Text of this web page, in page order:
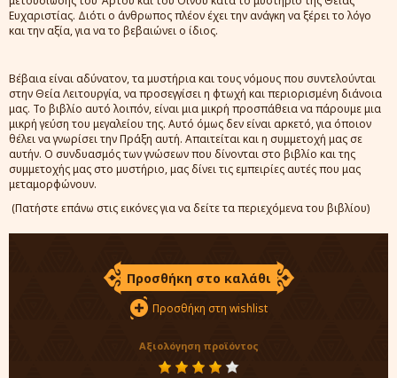
Ευχαριστίας. Διότι ο άνθρωπος πλέον έχει την ανάγκη να ξέρει το λόγο
και την αξία, για να το βεβαιώνει ο ίδιος.
Βέβαια είναι αδύνατον, τα μυστήρια και τους νόμους που συντελούνται
στην Θεία Λειτουργία, να προσεγγίσει η φτωχή και περιορισμένη διάνοια
μας. Το βιβλίο αυτό λοιπόν, είναι μια μικρή προσπάθεια να πάρουμε μια
μικρή γεύση του μεγαλείου της. Αυτό όμως δεν είναι αρκετό, για όποιον
θέλει να γνωρίσει την Πράξη αυτή. Απαιτείται και η συμμετοχή μας σε
αυτήν. Ο συνδυασμός των γνώσεων που δίνονται στο βιβλίο και της
συμμετοχής μας στο μυστήριο, μας δίνει τις εμπειρίες αυτές που μας
μεταμορφώνουν.
(Πατήστε επάνω στις εικόνες για να δείτε τα περιεχόμενα του βιβλίου)
Προσθήκη στο καλάθι
Προσθήκη στη wishlist
Αξιολόγηση προϊόντος